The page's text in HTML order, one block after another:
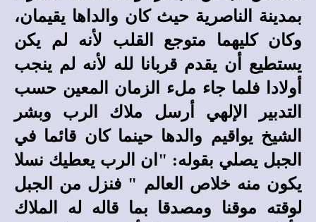
بمدينة الناصرية حيث كان والداها يقيمان،
وكان كليهما متوجع القلب لأنه لم يكن
يستطيع أن يقدم قربانا لله لأنه لم ينجب
أولادا فلما جاء ملء الزمان المعين حسب
التدبير الإلهي أرسل ملاك الرب وبشر
الشيخ يواقيم والدها حينما كان قائما في
الجبل يصلي بقوله: "ان الرب يعطيك نسلا
يكون منه خلاص العالم " فنزل من الجبل
لوقته موقنا ومصدقا بما قاله له الملاك